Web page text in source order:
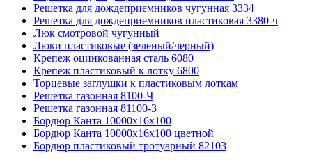
Решетка для дождеприемников чугунная 3334
Решетка для дождеприемников пластиковая 3380-ч
Люк смотровой чугунный
Люки пластиковые (зеленый/черный)
Крепеж оцинкованная сталь 6080
Крепеж пластиковый к лотку 6800
Торцевые заглушки к пластиковым лоткам
Решетка газонная 8100-Ч
Решетка газонная 81100-З
Бордюр Канта 10000x16x100
Бордюр Канта 10000x16x100 цветной
Бордюр пластиковый тротуарный 82103